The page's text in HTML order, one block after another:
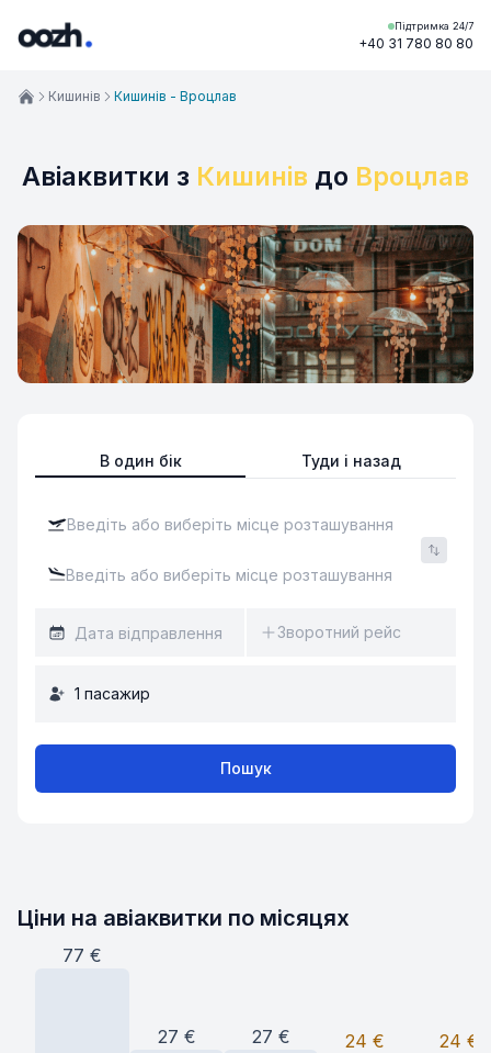
Підтримка 24/7
+40 31 780 80 80
Авіаквитки з Кишинів до Вроцлав
В один бік Туди і назад
Зворотний рейс
1 пасажир
Пошук
Кишинів Кишинів - Вроцлав
Ціни на авіаквитки по місяцях
77 €
27 €
27 €
24 €
24 €